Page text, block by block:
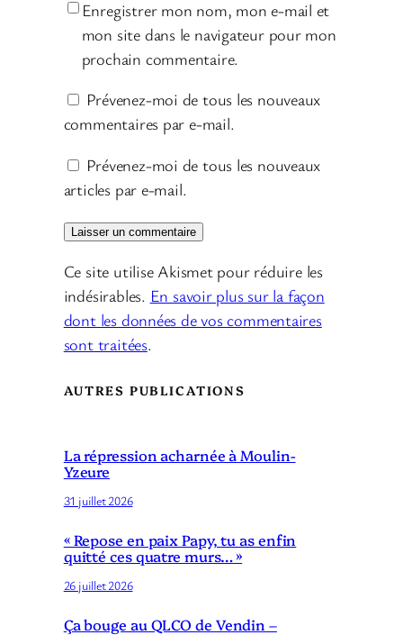
Enregistrer mon nom, mon e-mail et
mon site dans le navigateur pour mon
prochain commentaire.
Prévenez-moi de tous les nouveaux
commentaires par e-mail.
Prévenez-moi de tous les nouveaux
articles par e-mail.
Ce site utilise Akismet pour réduire les
indésirables. En savoir plus sur la façon
dont les données de vos commentaires
sont traitées.
AUTRES PUBLICATIONS
La répression acharnée à Moulin-
Yzeure
31 juillet 2026
« Repose en paix Papy, tu as enfin
quitté ces quatre murs… »
26 juillet 2026
Ça bouge au QLCO de Vendin –